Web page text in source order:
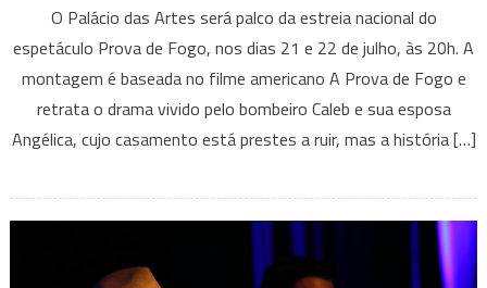
Prova
de
Fogo
estreia
no
Artes
O Palácio das Artes será palco da estreia nacional do
espetáculo Prova de Fogo, nos dias 21 e 22 de julho, às 20h. A
montagem é baseada no filme americano A Prova de Fogo e
retrata o drama vivido pelo bombeiro Caleb e sua esposa
Angélica, cujo casamento está prestes a ruir, mas a história […]